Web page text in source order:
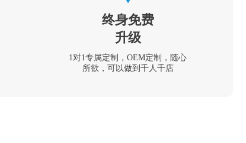
终身免费
升级
1对1专属定制，OEM定制，随心
所欲，可以做到千人千店